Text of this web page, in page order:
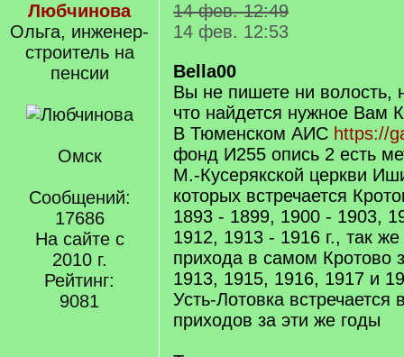
Любчинова
Ольга, инженер-
строитель на
пенсии
Омск
Сообщений:
17686
На сайте с
2010 г.
Рейтинг:
9081
14 фев. 12:49
14 фев. 12:53
Bella00
Вы не пишете ни волость,
что найдется нужное Вам
В Тюменском АИС https://
фонд И255 опись 2 есть
М.-Кусерякской церкви
которых встречается
1893 - 1899, 1900 - 1903,
1912, 1913 - 1916 г., так же
прихода в самом Кротово
1913, 1915, 1916, 1917 и
Усть-Лотовка встречается
приходов за эти же годы